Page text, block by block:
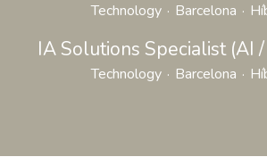
Technology · Barcelona ·
IA Solutions Specialist (AI
Technology · Barcelona ·